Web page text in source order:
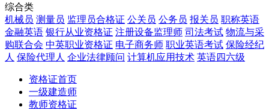
综合类
机械员 测量员 监理员合格证 公关员 公务员 报关员 职称英语
金融英语 银行从业资格证 注册设备监理师 司法考试 物流与采
购联合会 中英职业资格证 电子商务师 职业英语考试 保险经纪
人 保险代理人 企业法律顾问 计算机应用技术 英语四六级
资格证首页
一级建造师
教师资格证